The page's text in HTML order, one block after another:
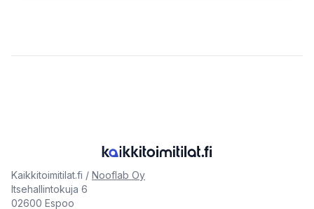
Kaikkitoimitilat.fi / Nooflab Oy
Itsehallintokuja 6
02600 Espoo